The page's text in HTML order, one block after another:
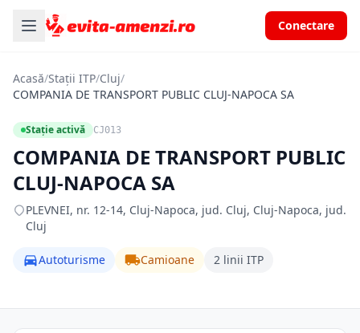
Conectare
Acasă/Stații ITP/Cluj/
COMPANIA DE TRANSPORT PUBLIC CLUJ-NAPOCA SA
Stație activă CJ013
COMPANIA DE TRANSPORT PUBLIC
CLUJ-NAPOCA SA
PLEVNEI, nr. 12-14, Cluj-Napoca, jud. Cluj, Cluj-Napoca, jud.
Cluj
Autoturisme Camioane 2 linii ITP